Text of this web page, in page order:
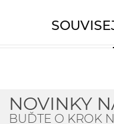
NOVINKY
BUĎTE O KROK